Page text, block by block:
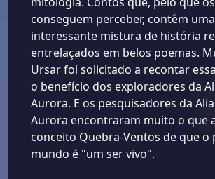
conseguem perceber, contêm uma
interessante mistura de história
entrelaçados em belos poemas.
Ursar foi solicitado a recontar
o benefício dos exploradores da
Aurora. E os pesquisadores da
Aurora encontraram muito o que
conceito Quebra-Ventos de que o
mundo é "um ser vivo".